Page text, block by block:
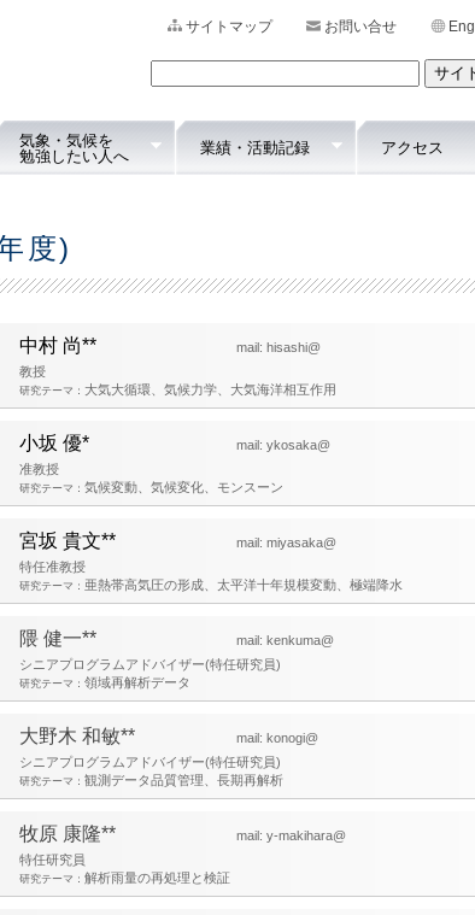
サイトマップ お問い合せ
気象・気候を
勉強したい人へ
業績・活動記録 アクセス
度)
中村 尚**
mail: hisashi@
教授
研究テーマ： 大気大循環、気候力学、大気海洋相互作用
小坂 優*
mail: ykosaka@
准教授
研究テーマ： 気候変動、気候変化、モンスーン
宮坂 貴文**
mail: miyasaka@
特任准教授
研究テーマ： 亜熱帯高気圧の形成、太平洋十年規模変動、極端降水
隈 健一**
mail: kenkuma@
シニアプログラムアドバイザー(特任研究員)
研究テーマ： 領域再解析データ
大野木 和敏**
mail: konogi@
シニアプログラムアドバイザー(特任研究員)
研究テーマ： 観測データ品質管理、長期再解析
牧原 康隆**
mail: y-makihara@
特任研究員
研究テーマ： 解析雨量の再処理と検証